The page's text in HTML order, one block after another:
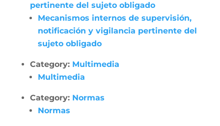
pertinente del sujeto obligado
Mecanismos internos de supervisión,
notificación y vigilancia pertinente del
sujeto obligado
Category: Multimedia
Multimedia
Category: Normas
Normas